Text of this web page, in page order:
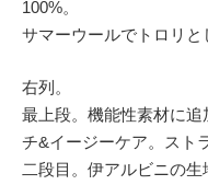
100%。
サマーウールでトロリと
右列。
最上段。機能性素材に
チ&イージーケア。スト
二段目。伊アルビニの